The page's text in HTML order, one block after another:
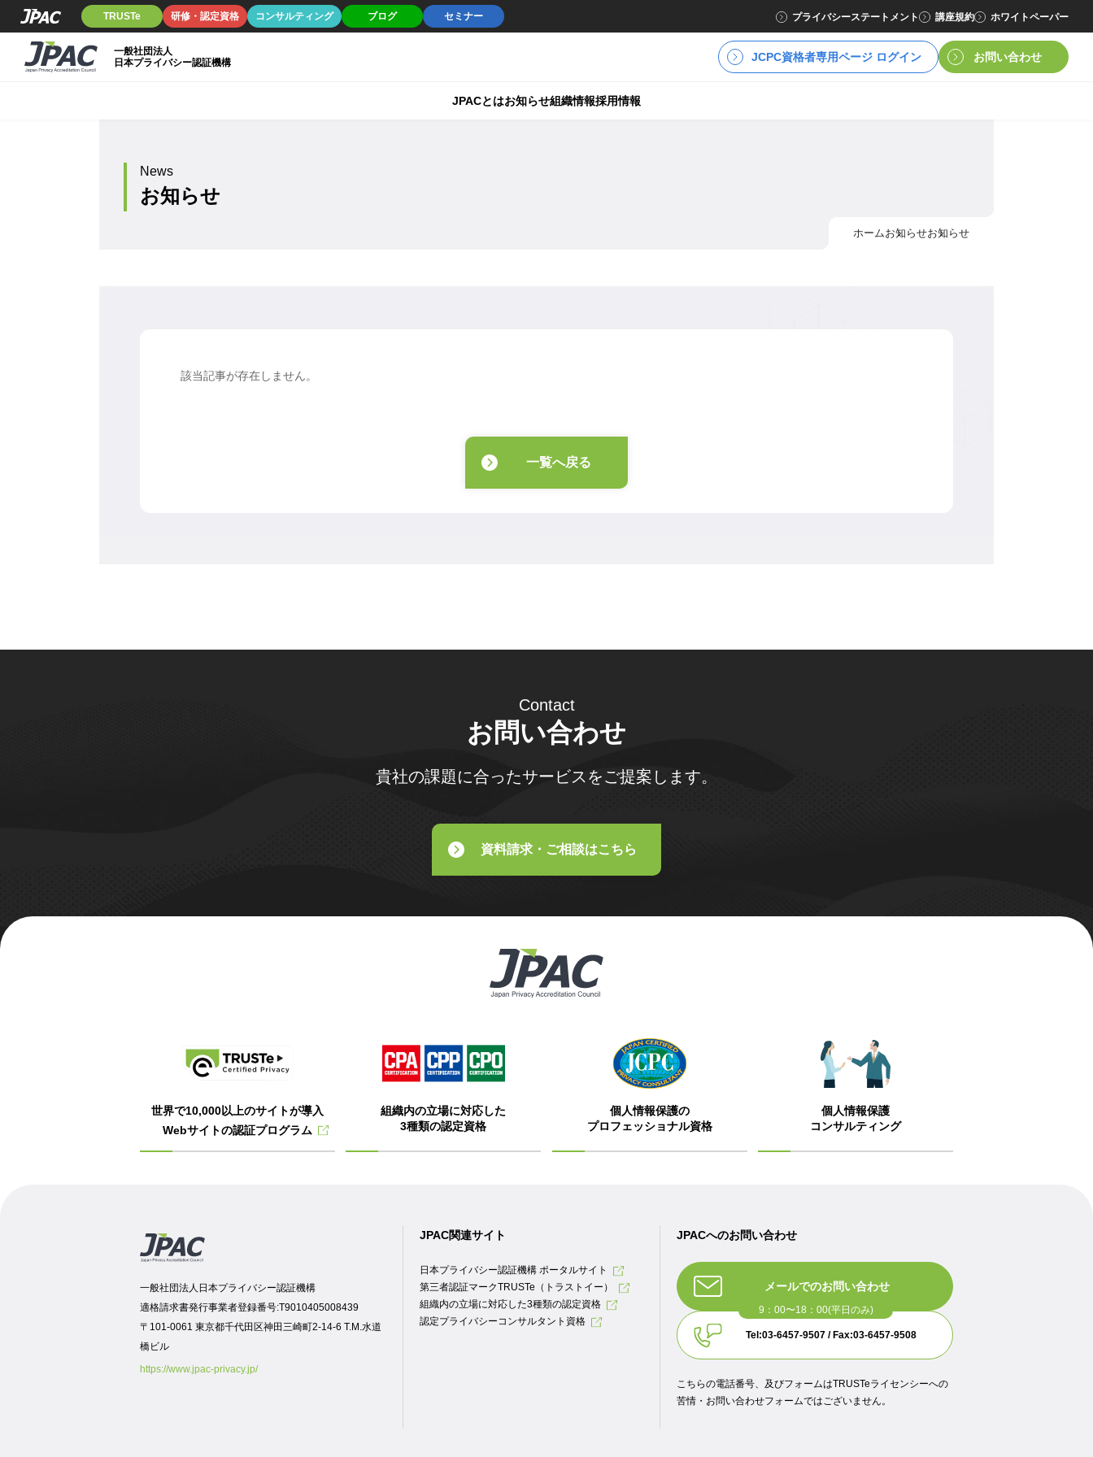
TRUSTe 研修・認定資格 コンサルティング ブログ セミナー プライバシーステートメント 講座規約 ホワイトペーパー
一般社団法人
日本プライバシー認証機構
JCPC資格者専用ページ ログイン お問い合わせ
JPACとはお知らせ組織情報採用情報
News
お知らせ
ホームお知らせお知らせ
該当記事が存在しません。
一覧へ戻る
Contact
お問い合わせ
貴社の課題に合ったサービスをご提案します。
資料請求・ご相談はこちら
世界で10,000以上のサイトが導入
Webサイトの認証プログラム
組織内の立場に対応した
3種類の認定資格
個人情報保護の
プロフェッショナル資格
個人情報保護
コンサルティング
一般社団法人日本プライバシー認証機構
適格請求書発行事業者登録番号:T9010405008439
〒101-0061 東京都千代田区神田三崎町2-14-6 T.M.水道
橋ビル
https://www.jpac-privacy.jp/
JPAC関連サイト
日本プライバシー認証機構 ポータルサイト
第三者認証マークTRUSTe（トラストイー）
組織内の立場に対応した3種類の認定資格
認定プライバシーコンサルタント資格
JPACへのお問い合わせ
メールでのお問い合わせ
Tel:03-6457-9507 / Fax:03-6457-9508
こちらの電話番号、及びフォームはTRUSTeライセンシーへの
苦情・お問い合わせフォームではございません。